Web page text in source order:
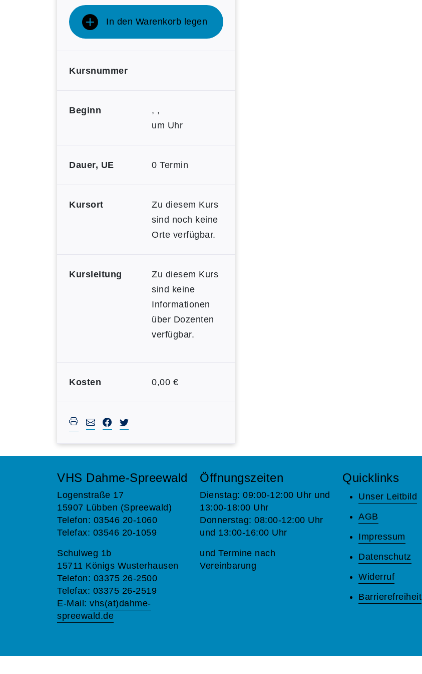
In den Warenkorb legen
Kursnummer
Beginn
, ,
um Uhr
Dauer, UE 0 Termin
Kursort
Zu diesem Kurs
sind noch keine
Orte verfügbar.
Kursleitung
Zu diesem Kurs
sind keine
Informationen
über Dozenten
verfügbar.
Kosten 0,00 €
VHS Dahme-Spreewald
Logenstraße 17
15907 Lübben (Spreewald)
Telefon: 03546 20-1060
Telefax: 03546 20-1059
Schulweg 1b
15711 Königs Wusterhausen
Telefon: 03375 26-2500
Telefax: 03375 26-2519
E-Mail: vhs(at)dahme-
spreewald.de
Öffnungszeiten
Dienstag: 09:00-12:00 Uhr und
13:00-18:00 Uhr
Donnerstag: 08:00-12:00 Uhr
und 13:00-16:00 Uhr
und Termine nach
Vereinbarung
Quicklinks
Unser Leitbild
AGB
Impressum
Datenschutz
Widerruf
Barrierefreiheit